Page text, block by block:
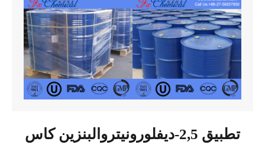
تطبيق 2,5-ديفلورونيتروالبنزين كاس